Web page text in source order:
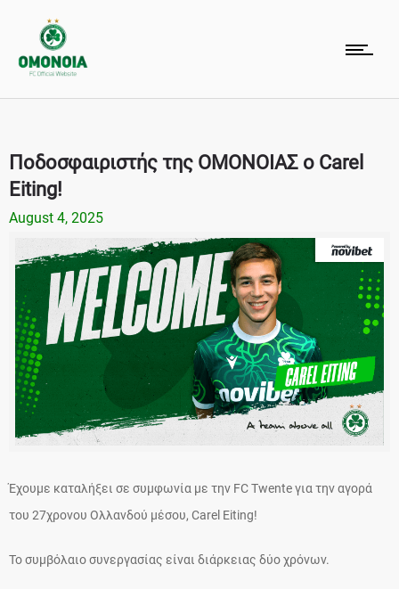
Ποδοσφαιριστής της ΟΜΟΝΟΙΑΣ ο Carel
Eiting!
August 4, 2025
Έχουμε καταλήξει σε συμφωνία με την FC Twente για την αγορά
του 27χρονου Ολλανδού μέσου, Carel Eiting!
Το συμβόλαιο συνεργασίας είναι διάρκειας δύο χρόνων.